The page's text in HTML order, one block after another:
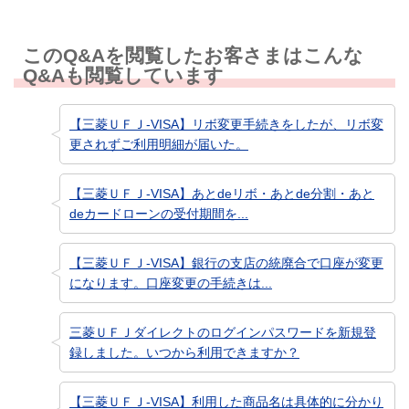
このQ&Aを閲覧したお客さまはこんな
Q&Aも閲覧しています
【三菱ＵＦＪ-VISA】リボ変更手続きをしたが、リボ変
更されずご利用明細が届いた。
【三菱ＵＦＪ-VISA】あとdeリボ・あとde分割・あと
deカードローンの受付期間を...
【三菱ＵＦＪ-VISA】銀行の支店の統廃合で口座が変更
になります。口座変更の手続きは...
三菱ＵＦＪダイレクトのログインパスワードを新規登
録しました。いつから利用できますか？
【三菱ＵＦＪ-VISA】利用した商品名は具体的に分かり